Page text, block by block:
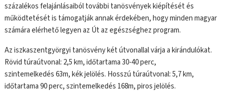
százalékos felajánlásaiból további tanösvények kiépítését és
működtetését is támogatják annak érdekében, hogy minden magyar
számára elérhető legyen az Út az egészséghez program.
Az iszkaszentgyörgyi tanösvény két útvonallal várja a kirándulókat.
Rövid túraútvonal: 2,5 km, időtartama 30-40 perc,
szintemelkedés 63m, kék jelölés. Hosszú túraútvonal: 5,7 km,
időtartama 90 perc, szintemelkedés 168m, piros jelölés.